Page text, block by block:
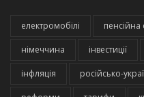
електромобілі пенсійна
німеччина інвестиції
інфляція російсько-